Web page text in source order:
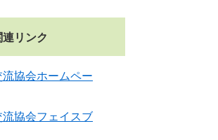
連リンク
協会ホームペー
協会フェイスブ